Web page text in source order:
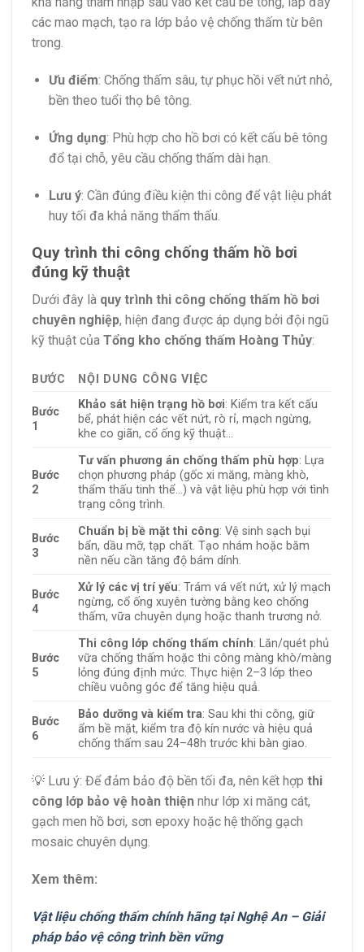
các mao mạch, tạo ra lớp bảo vệ chống thấm từ bên
trong.
Ưu điểm: Chống thấm sâu, tự phục hồi vết nứt nhỏ,
bền theo tuổi thọ bê tông.
Ứng dụng: Phù hợp cho hồ bơi có kết cấu bê tông
đổ tại chỗ, yêu cầu chống thấm dài hạn.
Lưu ý: Cần đúng điều kiện thi công để vật liệu phát
huy tối đa khả năng thẩm thấu.
Quy trình thi công chống thấm hồ bơi
đúng kỹ thuật
Dưới đây là quy trình thi công chống thấm hồ bơi
chuyên nghiệp, hiện đang được áp dụng bởi đội ngũ
kỹ thuật của Tổng kho chống thấm Hoàng Thủy:
BƯỚC NỘI DUNG CÔNG VIỆC
Bước
1
Khảo sát hiện trạng hồ bơi: Kiểm tra kết cấu
bể, phát hiện các vết nứt, rò rỉ, mạch ngừng,
khe co giãn, cổ ống kỹ thuật…
Bước
2
Tư vấn phương án chống thấm phù hợp: Lựa
chọn phương pháp (gốc xi măng, màng khò,
thẩm thấu tinh thể…) và vật liệu phù hợp với tình
trạng công trình.
Bước
3
Chuẩn bị bề mặt thi công: Vệ sinh sạch bụi
bẩn, dầu mỡ, tạp chất. Tạo nhám hoặc băm
nền nếu cần tăng độ bám dính.
Bước
4
Xử lý các vị trí yếu: Trám vá vết nứt, xử lý mạch
ngừng, cổ ống xuyên tường bằng keo chống
thấm, vữa chuyên dụng hoặc thanh trương nở.
Bước
5
Thi công lớp chống thấm chính: Lăn/quét phủ
vữa chống thấm hoặc thi công màng khò/màng
lỏng đúng định mức. Thực hiện 2–3 lớp theo
chiều vuông góc để tăng hiệu quả.
Bước
6
Bảo dưỡng và kiểm tra: Sau khi thi công, giữ
ẩm bề mặt, kiểm tra độ kín nước và hiệu quả
chống thấm sau 24–48h trước khi bàn giao.
💡 Lưu ý: Để đảm bảo độ bền tối đa, nên kết hợp thi
công lớp bảo vệ hoàn thiện như lớp xi măng cát,
gạch men hồ bơi, sơn epoxy hoặc hệ thống gạch
mosaic chuyên dụng.
Xem thêm:
Vật liệu chống thấm chính hãng tại Nghệ An – Giải
pháp bảo vệ công trình bền vững